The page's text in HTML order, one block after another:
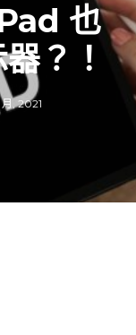
也
？！
月, 2021